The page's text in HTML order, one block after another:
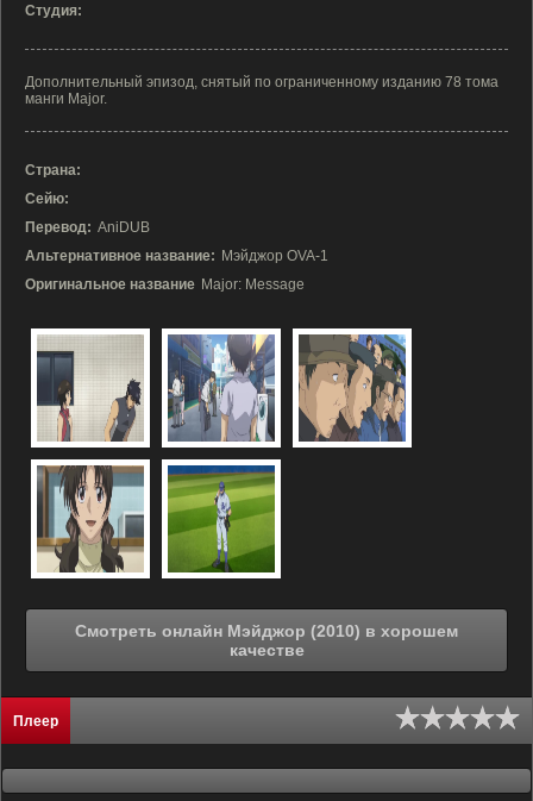
Студия:
Дополнительный эпизод, снятый по ограниченному изданию 78 тома
манги Major.
Страна:
Сейю:
Перевод: AniDUB
Альтернативное название: Мэйджор OVA-1
Оригинальное название Major: Message
Смотреть онлайн Мэйджор (2010) в хорошем
качестве
Плеер